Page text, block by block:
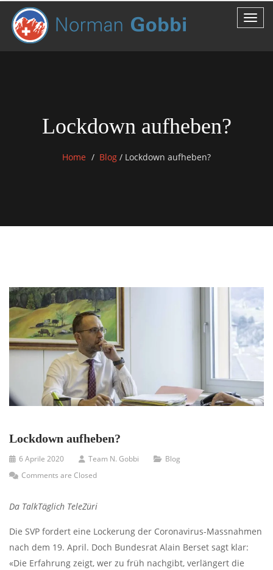
Lockdown aufheben?
Home Blog / Lockdown aufheben?
Lockdown aufheben?
6 Aprile 2020 Team N. Gobbi
Blog
Comments are Closed
Da TalkTäglich TeleZüri
Die SVP fordert eine Lockerung der Coronavirus-Massnahmen
nach dem 19. April. Doch Bundesrat Alain Berset sagt klar:
«Die Erfahrung zeigt, wer zu früh nachgibt, verlängert die